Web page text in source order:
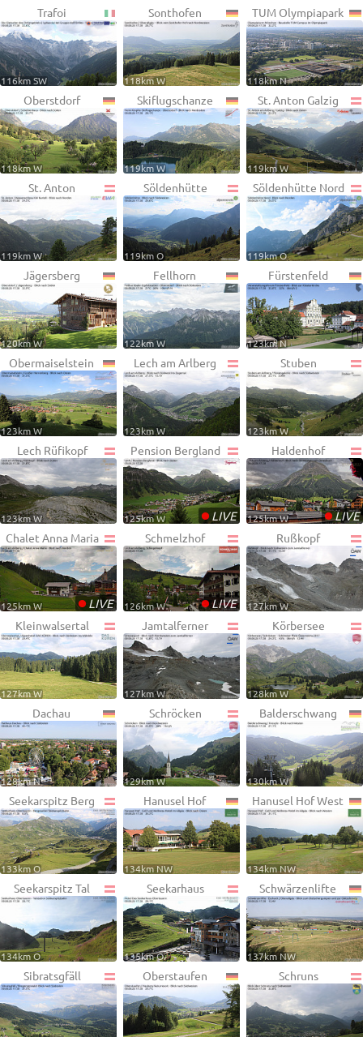
Trafoi
116km SW
Sonthofen
118km W
TUM Olympiapark
118km N
Oberstdorf
118km W
Skiflugschanze
119km W
St. Anton Galzig
119km W
St. Anton
119km W
Söldenhütte
119km O
Söldenhütte Nord
119km O
Jägersberg
120km W
Fellhorn
122km W
Fürstenfeld
123km N
Obermaiselstein
123km W
Lech am Arlberg
123km W
Stuben
123km W
Lech Rüfikopf
123km W
Pension Bergland
•LIVE
125km W
Haldenhof
•LIVE
125km W
Chalet Anna Maria
•LIVE
125km W
Schmelzhof
•LIVE
126km W
Rußkopf
127km W
Kleinwalsertal
127km W
Jamtalferner
127km W
Körbersee
128km W
Dachau
128km N
Schröcken
129km W
Balderschwang
130km W
Seekarspitz Berg
133km O
Hanusel Hof
134km NW
Hanusel Hof West
134km NW
Seekarspitz Tal
134km O
Seekarhaus
135km O
Schwärzenlifte
137km NW
Sibratsgfäll Oberstaufen Schruns